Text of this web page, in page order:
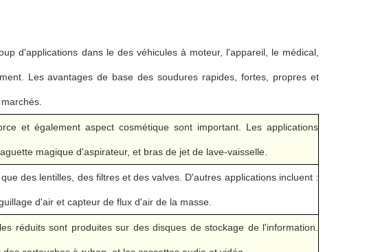
d'applications dans le des véhicules à moteur, l'appareil, le médical,
Les avantages de base des soudures rapides, fortes, propres et
et également aspect cosmétique sont important. Les applications
magique d'aspirateur, et bras de jet de lave-vaisselle.
des lentilles, des filtres et des valves. D'autres applications incluent :
d'air et capteur de flux d'air de la masse.
réduits sont produites sur des disques de stockage de l'information.